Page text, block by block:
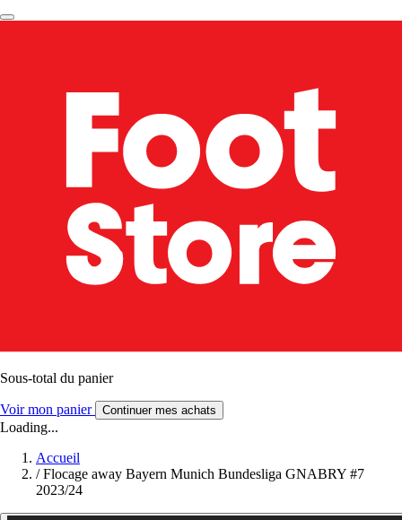
Sous-total du panier
Voir mon panier Continuer mes achats
Loading...
Accueil
/ Flocage away Bayern Munich Bundesliga GNABRY #7
2023/24